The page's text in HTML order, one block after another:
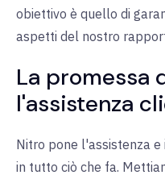
obiettivo è quello di
aspetti del nostro
La promessa
l'assistenza
Nitro pone l'assistenza
in tutto ciò che fa.